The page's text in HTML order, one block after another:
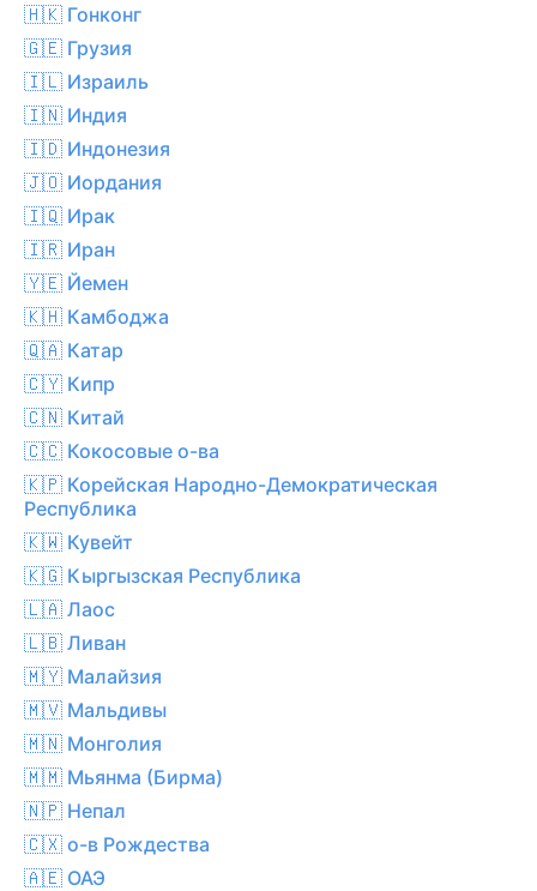
🇭🇰 Гонконг
🇬🇪 Грузия
🇮🇱 Израиль
🇮🇳 Индия
🇮🇩 Индонезия
🇯🇴 Иордания
🇮🇶 Ирак
🇮🇷 Иран
🇾🇪 Йемен
🇰🇭 Камбоджа
🇶🇦 Катар
🇨🇾 Кипр
🇨🇳 Китай
🇨🇨 Кокосовые о-ва
🇰🇵 Корейская Народно-Демократическая
Республика
🇰🇼 Кувейт
🇰🇬 Кыргызская Республика
🇱🇦 Лаос
🇱🇧 Ливан
🇲🇾 Малайзия
🇲🇻 Мальдивы
🇲🇳 Монголия
🇲🇲 Мьянма (Бирма)
🇳🇵 Непал
🇨🇽 о-в Рождества
🇦🇪 ОАЭ